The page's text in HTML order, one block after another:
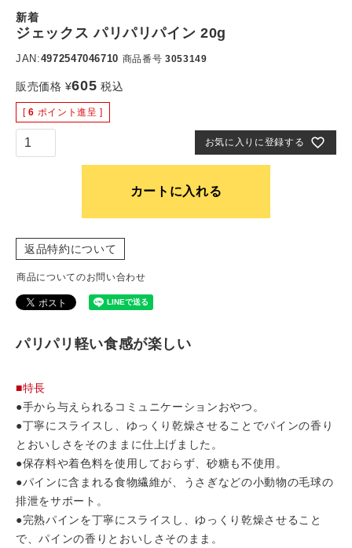
新着
ジェックス パリパリパイン 20g
JAN:4972547046710 商品番号 3053149
販売価格 ¥605 税込
[ 6 ポイント進呈 ]
お気に入りに登録する
カートに入れる
返品特約について
商品についてのお問い合わせ
パリパリ軽い食感が楽しい
■特長
●手から与えられるコミュニケーションおやつ。
●丁寧にスライスし、ゆっくり乾燥させることでパインの香り
とおいしさをそのままに仕上げました。
●保存料や着色料を使用しておらず、砂糖も不使用。
●パインに含まれる食物繊維が、うさぎなどの小動物の毛球の
排泄をサポート。
●完熟パインを丁寧にスライスし、ゆっくり乾燥させること
で、パインの香りとおいしさそのまま。